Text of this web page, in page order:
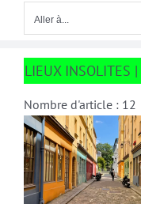
Aller à...
LIEUX INSOLITES
Nombre d'article : 12